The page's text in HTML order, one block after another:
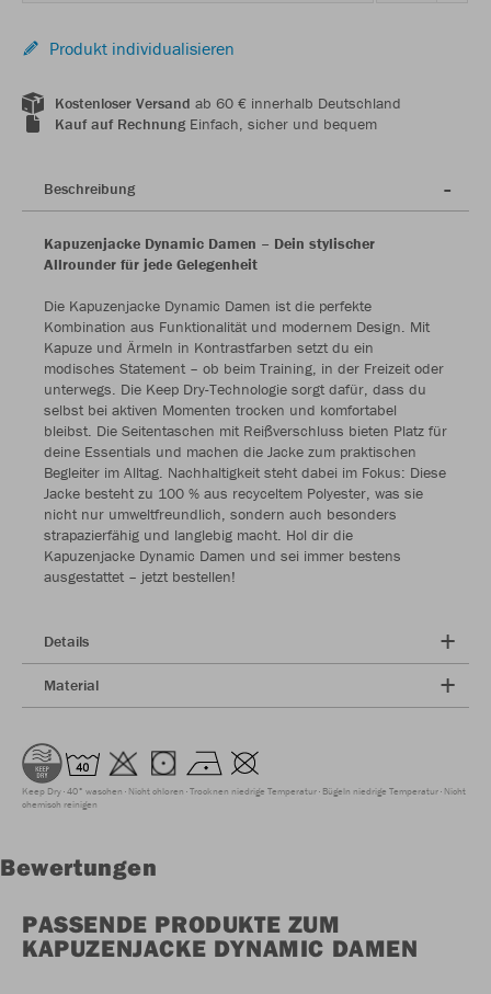
Produkt individualisieren
Kostenloser Versand ab 60 € innerhalb Deutschland
Kauf auf RechnungEinfach, sicher und bequem
Beschreibung
Kapuzenjacke Dynamic Damen – Dein stylischer
Allrounder für jede Gelegenheit
Die Kapuzenjacke Dynamic Damen ist die perfekte
Kombination aus Funktionalität und modernem Design. Mit
Kapuze und Ärmeln in Kontrastfarben setzt du ein
modisches Statement – ob beim Training, in der Freizeit oder
unterwegs. Die Keep Dry-Technologie sorgt dafür, dass du
selbst bei aktiven Momenten trocken und komfortabel
bleibst. Die Seitentaschen mit Reißverschluss bieten Platz für
deine Essentials und machen die Jacke zum praktischen
Begleiter im Alltag. Nachhaltigkeit steht dabei im Fokus: Diese
Jacke besteht zu 100 % aus recyceltem Polyester, was sie
nicht nur umweltfreundlich, sondern auch besonders
strapazierfähig und langlebig macht. Hol dir die
Kapuzenjacke Dynamic Damen und sei immer bestens
ausgestattet – jetzt bestellen!
Details
Material
Keep Dry 40° waschen Nicht chloren Trocknen niedrige Temperatur Bügeln niedrige Temperatur Nicht
chemisch reinigen
Bewertungen
PASSENDE PRODUKTE ZUM
KAPUZENJACKE DYNAMIC DAMEN